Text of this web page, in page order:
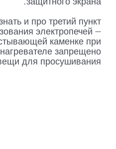
и про третий пункт
электропечей —
каменке при
запрещено
для просушивания.